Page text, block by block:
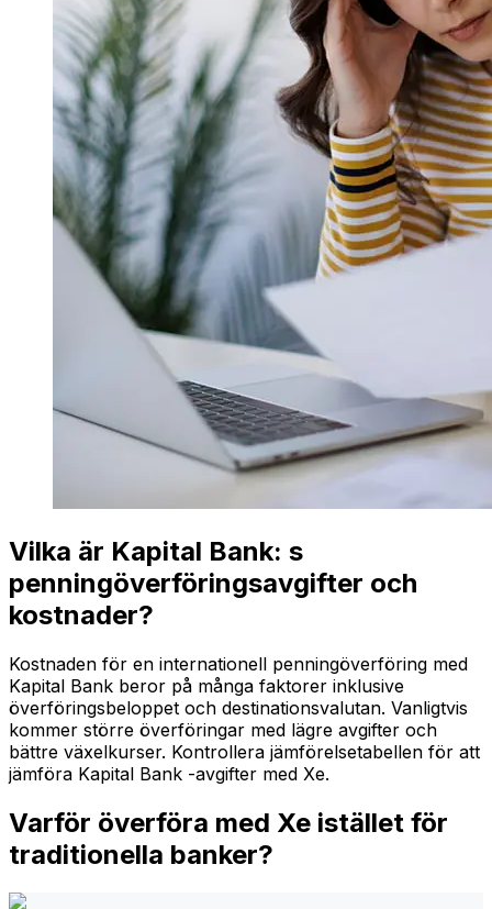
Vilka är Kapital Bank: s
penningöverföringsavgifter och
kostnader?
Kostnaden för en internationell penningöverföring med
Kapital Bank beror på många faktorer inklusive
överföringsbeloppet och destinationsvalutan. Vanligtvis
kommer större överföringar med lägre avgifter och
bättre växelkurser. Kontrollera jämförelsetabellen för att
jämföra Kapital Bank -avgifter med Xe.
Varför överföra med Xe istället för
traditionella banker?